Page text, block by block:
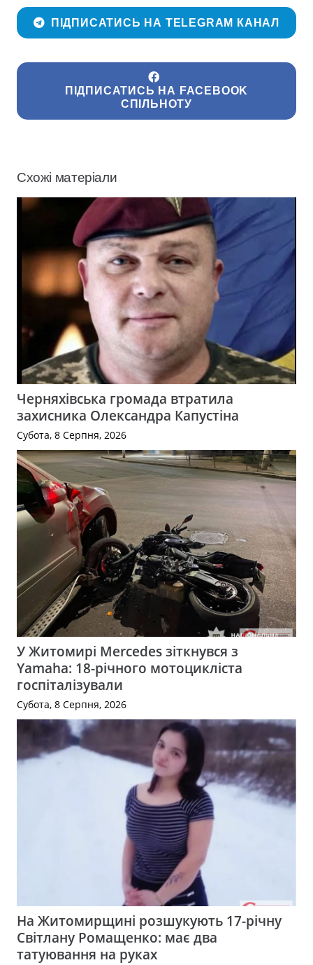
ПІДПИСАТИСЬ НА TELEGRAM КАНАЛ
ПІДПИСАТИСЬ НА FACEBOOK
СПІЛЬНОТУ
Схожі матеріали
Черняхівська громада втратила
захисника Олександра Капустіна
Субота, 8 Серпня, 2026
У Житомирі Mercedes зіткнувся з
Yamaha: 18-річного мотоцикліста
госпіталізували
Субота, 8 Серпня, 2026
На Житомирщині розшукують 17-річну
Світлану Ромащенко: має два
татуювання на руках